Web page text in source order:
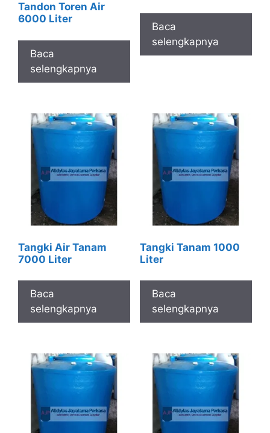
Tandon Toren Air
6000 Liter
Baca
selengkapnya
Baca
selengkapnya
Tangki Air Tanam
7000 Liter
Baca
selengkapnya
Tangki Tanam 1000
Liter
Baca
selengkapnya